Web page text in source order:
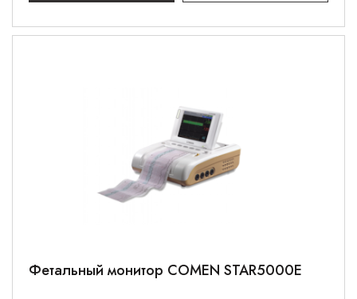
Фетальный монитор COMEN STAR5000E